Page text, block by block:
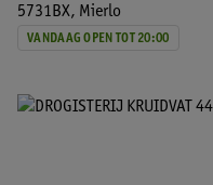
5731BX Mierlo
VANDAAG OPEN TOT 20:00